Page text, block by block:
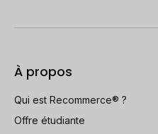
À propos
Qui est Recommerce® ?
Offre étudiante